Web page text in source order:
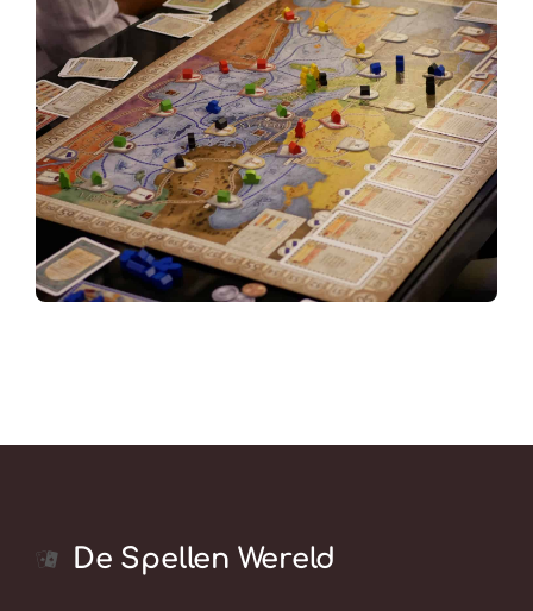
De Spellen Wereld